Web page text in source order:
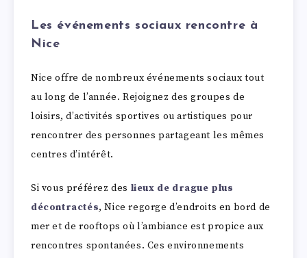
Les événements sociaux rencontre à
Nice
Nice offre de nombreux événements sociaux tout
au long de l’année. Rejoignez des groupes de
loisirs, d’activités sportives ou artistiques pour
rencontrer des personnes partageant les mêmes
centres d’intérêt.
Si vous préférez des lieux de drague plus
décontractés, Nice regorge d’endroits en bord de
mer et de rooftops où l’ambiance est propice aux
rencontres spontanées. Ces environnements